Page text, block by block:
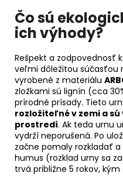
Čo sú
ich výhody?
Rešpekt a zodpovednosť
veľmi dôležitou súčasťou
vyrobené z materiálu
zložkami sú lignín (cca
prírodné prísady. Tieto
rozložiteľné v zemi a
prostredí. Ak teda urnu
vydrží neporušená. Po
začne pomaly rozkladať
humus (rozklad urny sa
trvá približne 5 rokov,